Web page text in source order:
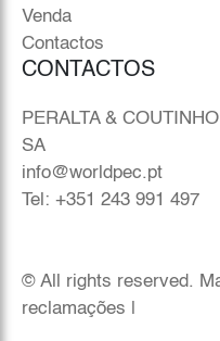
Venda
Contactos
CONTACTOS
PERALTA & COUTINHO
SA
info@worldpec.pt
Tel: +351 243 991 497
© All rights reserved.
reclamações